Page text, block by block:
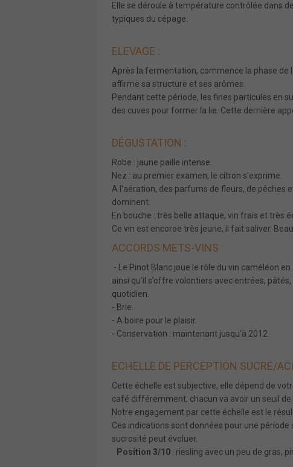
Elle se déroule à température contrôlée dans
typiques du cépage.
ELEVAGE :
Après la fermentation, commence la phase de
affirme sa structure et ses arômes.
Pendant cette période, les fines particules en
des cuves pour former la lie. Cette dernière
DÉGUSTATION :
Robe : jaune paille intense.
Nez : au premier examen, le citron s'exprime.
A l'aération, des parfums de fleurs, de pêches
dominent.
En bouche : très belle attaque, vin frais et très
Ce vin est encoroe très jeune, il fait saliver.
ACCORDS METS-VINS :
- Le Pinot Blanc joue le rôle du vin caméléon
ainsi qu’il s’offre volontiers avec entrées,
quotidien.
- Brie.
- A boire pour le plaisir.
- Conservation : maintenant jusqu’à 2012
ECHELLE DE PERCEPTION SUCRE/
Cette échelle est subjective, elle dépend de
café différemment, chacun va avoir un seuil
Notre engagement par cette échelle est le
Ces indications sont données pour une
sucrosité peut évoluer.
Position 3/10 : riesling avec un peu de gras,